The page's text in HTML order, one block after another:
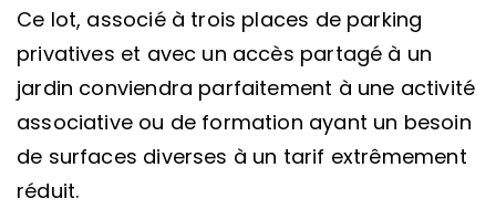
Ce lot, associé à trois places de parking
privatives et avec un accès partagé à un
jardin conviendra parfaitement à une activité
associative ou de formation ayant un besoin
de surfaces diverses à un tarif extrêmement
réduit.